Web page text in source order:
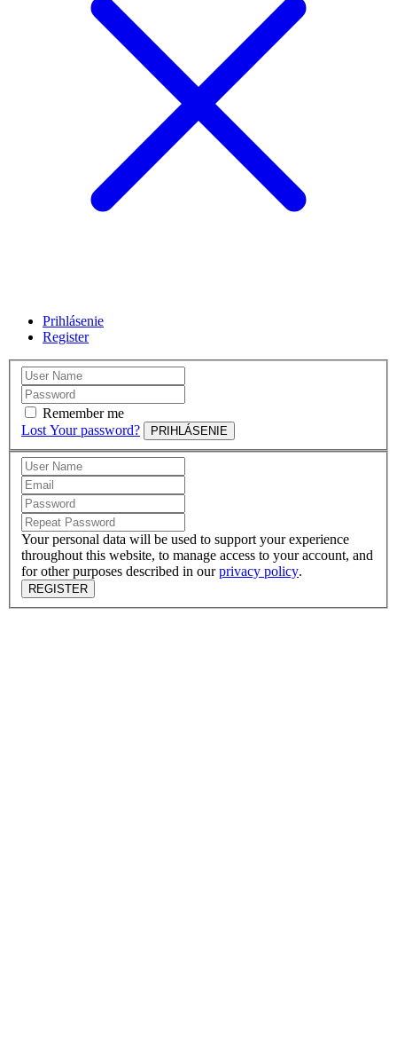
Prihlásenie
Register
Remember me
Lost Your password?
PRIHLÁSENIE
Your personal data will be used to support your experience
throughout this website, to manage access to your account, and
for other purposes described in ourprivacy policy.
REGISTER